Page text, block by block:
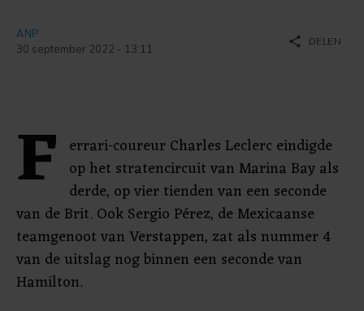
ANP
30 september 2022 - 13:11
share DELEN
F errari-coureur Charles Leclerc eindigde
op het stratencircuit van Marina Bay als
derde, op vier tienden van een seconde
van de Brit. Ook Sergio Pérez, de Mexicaanse
teamgenoot van Verstappen, zat als nummer 4
van de uitslag nog binnen een seconde van
Hamilton.